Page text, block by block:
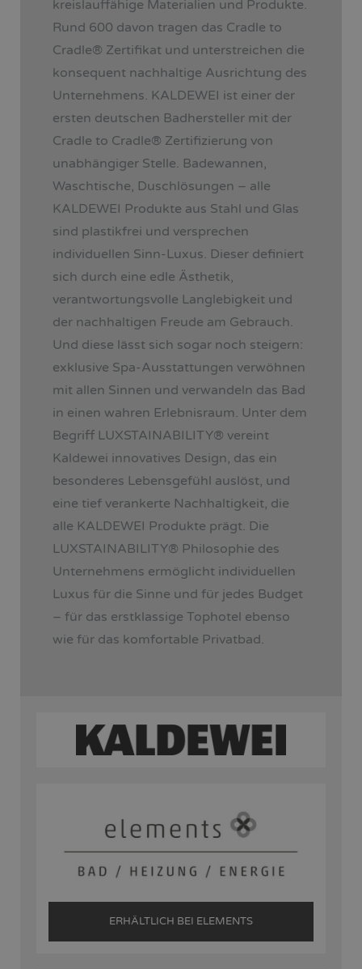
kreislauffähige Materialien und Produkte.
Rund 600 davon tragen das Cradle to
Cradle® Zertifikat und unterstreichen die
konsequent nachhaltige Ausrichtung des
Unternehmens. KALDEWEI ist einer der
ersten deutschen Badhersteller mit der
Cradle to Cradle® Zertifizierung von
unabhängiger Stelle. Badewannen,
Waschtische, Duschlösungen – alle
KALDEWEI Produkte aus Stahl und Glas
sind plastikfrei und versprechen
individuellen Sinn-Luxus. Dieser definiert
sich durch eine edle Ästhetik,
verantwortungsvolle Langlebigkeit und
der nachhaltigen Freude am Gebrauch.
Und diese lässt sich sogar noch steigern:
exklusive Spa-Ausstattungen verwöhnen
mit allen Sinnen und verwandeln das Bad
in einen wahren Erlebnisraum. Unter dem
Begriff LUXSTAINABILITY® vereint
Kaldewei innovatives Design, das ein
besonderes Lebensgefühl auslöst, und
eine tief verankerte Nachhaltigkeit, die
alle KALDEWEI Produkte prägt. Die
LUXSTAINABILITY® Philosophie des
Unternehmens ermöglicht individuellen
Luxus für die Sinne und für jedes Budget
– für das erstklassige Tophotel ebenso
wie für das komfortable Privatbad.
ERHÄLTLICH BEI ELEMENTS